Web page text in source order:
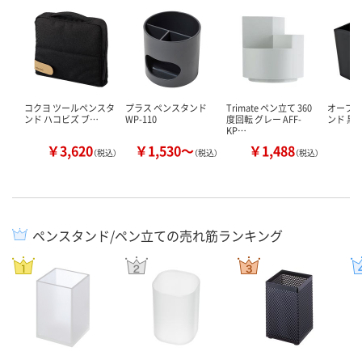
コクヨ ツールペンスタ
ンド ハコビズブ…
￥3,620（税込）
プラス ペンスタンド
WP-110
￥1,530～（税込）
Trimate ペン立て 360
度回転 グレー AFF-
KP…
￥1,488（税込）
オープ
ンド 黒
ペンスタンド/ペン立ての売れ筋ランキング